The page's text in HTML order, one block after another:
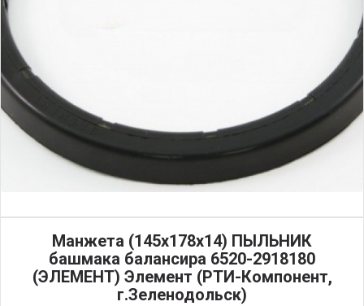
Манжета (145х178х14) ПЫЛЬНИК
башмака балансира 6520-2918180
(ЭЛЕМЕНТ) Элемент (РТИ-Компонент,
г.Зеленодольск)